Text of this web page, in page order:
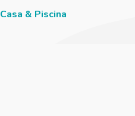
Casa & Piscina